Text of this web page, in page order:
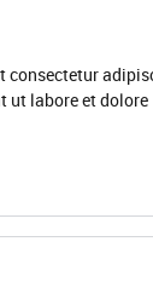
consectetur
ut labore et dolore